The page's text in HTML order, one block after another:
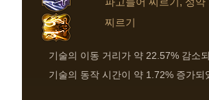
찌르기
기술의 이동 거리가 약 22.57% 감소
기술의 동작 시간이 약 1.72% 증가되